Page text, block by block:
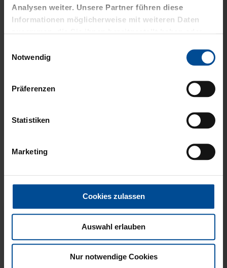
Analysen weiter. Unsere Partner führen diese
Informationen möglicherweise mit weiteren Daten
gesammelt haben.
Notwendig
Präferenzen
Statistiken
Marketing
Cookies zulassen
Auswahl erlauben
Nur notwendige Cookies
SWEATER KARLSRUHE SWEATER KARLSRUHE